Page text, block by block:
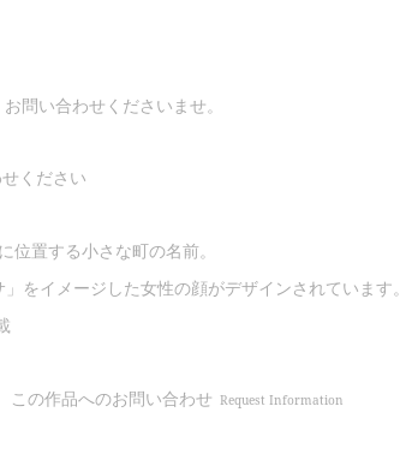
問い合わせくださいませ。
ください
位置する小さな町の名前。
をイメージした女性の顔がデザインされています。
この作品へのお問い合わせ Request Information